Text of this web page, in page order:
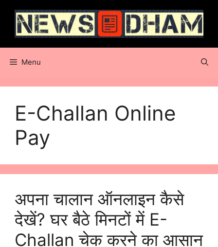
content
Menu
E-Challan Online
Pay
अपना चालान ऑनलाइन कैसे
देखें? घर बैठे मिनटों में E-
Challan चेक करने का आसान